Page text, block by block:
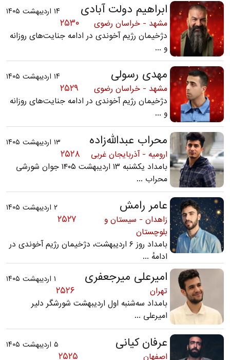
۱۴ اردیبهشت ۱۴۰۵ ابراهیم دولت آبادی
۲۵۳۰
مشهد - خراسان رضوی
دژخیمان رژیم آخوندی در ادامه جنایت‌های روزانه
و ...
۱۴ اردیبهشت ۱۴۰۵ مهدی رسولی
۲۵۲۹
مشهد - خراسان رضوی
دژخیمان رژیم آخوندی در ادامه جنایت‌های روزانه
و ...
۱۳ اردیبهشت ۱۴۰۵ محراب عبدالله‌زاده
۲۵۲۸
ارومیه - آذربایجان غربی
بامداد یکشنبه ۱۳ اردیبهشت ۱۴۰۵ جوان شورشی
محراب ...
۲ اردیبهشت ۱۴۰۵ عامر رامش
۲۵۲۷
زاهدان - سیستان و
بلوچستان
بامداد روز ۶ اردیبهشت، دژخیمان رژیم آخوندی در
ادامهٔ ...
۱ اردیبهشت ۱۴۰۵ امیرعلی میرجعفری
۲۵۲۶
تهران
بامداد سه‌شنبه اول اردیبهشت شورشگر دلیر
امیرعلی ...
۵ اردیبهشت ۱۴۰۵ عرفان کیانی
۲۵۲۵
اصفهان